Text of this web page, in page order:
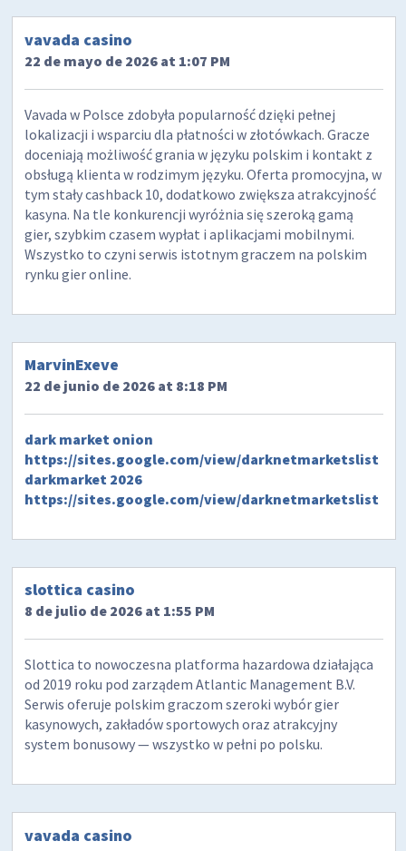
vavada casino
22 de mayo de 2026 at 1:07 PM
Vavada w Polsce zdobyła popularność dzięki pełnej
lokalizacji i wsparciu dla płatności w złotówkach. Gracze
doceniają możliwość grania w języku polskim i kontakt z
obsługą klienta w rodzimym języku. Oferta promocyjna, w
tym stały cashback 10, dodatkowo zwiększa atrakcyjność
kasyna. Na tle konkurencji wyróżnia się szeroką gamą
gier, szybkim czasem wypłat i aplikacjami mobilnymi.
Wszystko to czyni serwis istotnym graczem na polskim
rynku gier online.
MarvinExeve
22 de junio de 2026 at 8:18 PM
dark market onion
https://sites.google.com/view/darknetmarketslist
darkmarket 2026
https://sites.google.com/view/darknetmarketslist
slottica casino
8 de julio de 2026 at 1:55 PM
Slottica to nowoczesna platforma hazardowa działająca
od 2019 roku pod zarządem Atlantic Management B.V.
Serwis oferuje polskim graczom szeroki wybór gier
kasynowych, zakładów sportowych oraz atrakcyjny
system bonusowy — wszystko w pełni po polsku.
vavada casino